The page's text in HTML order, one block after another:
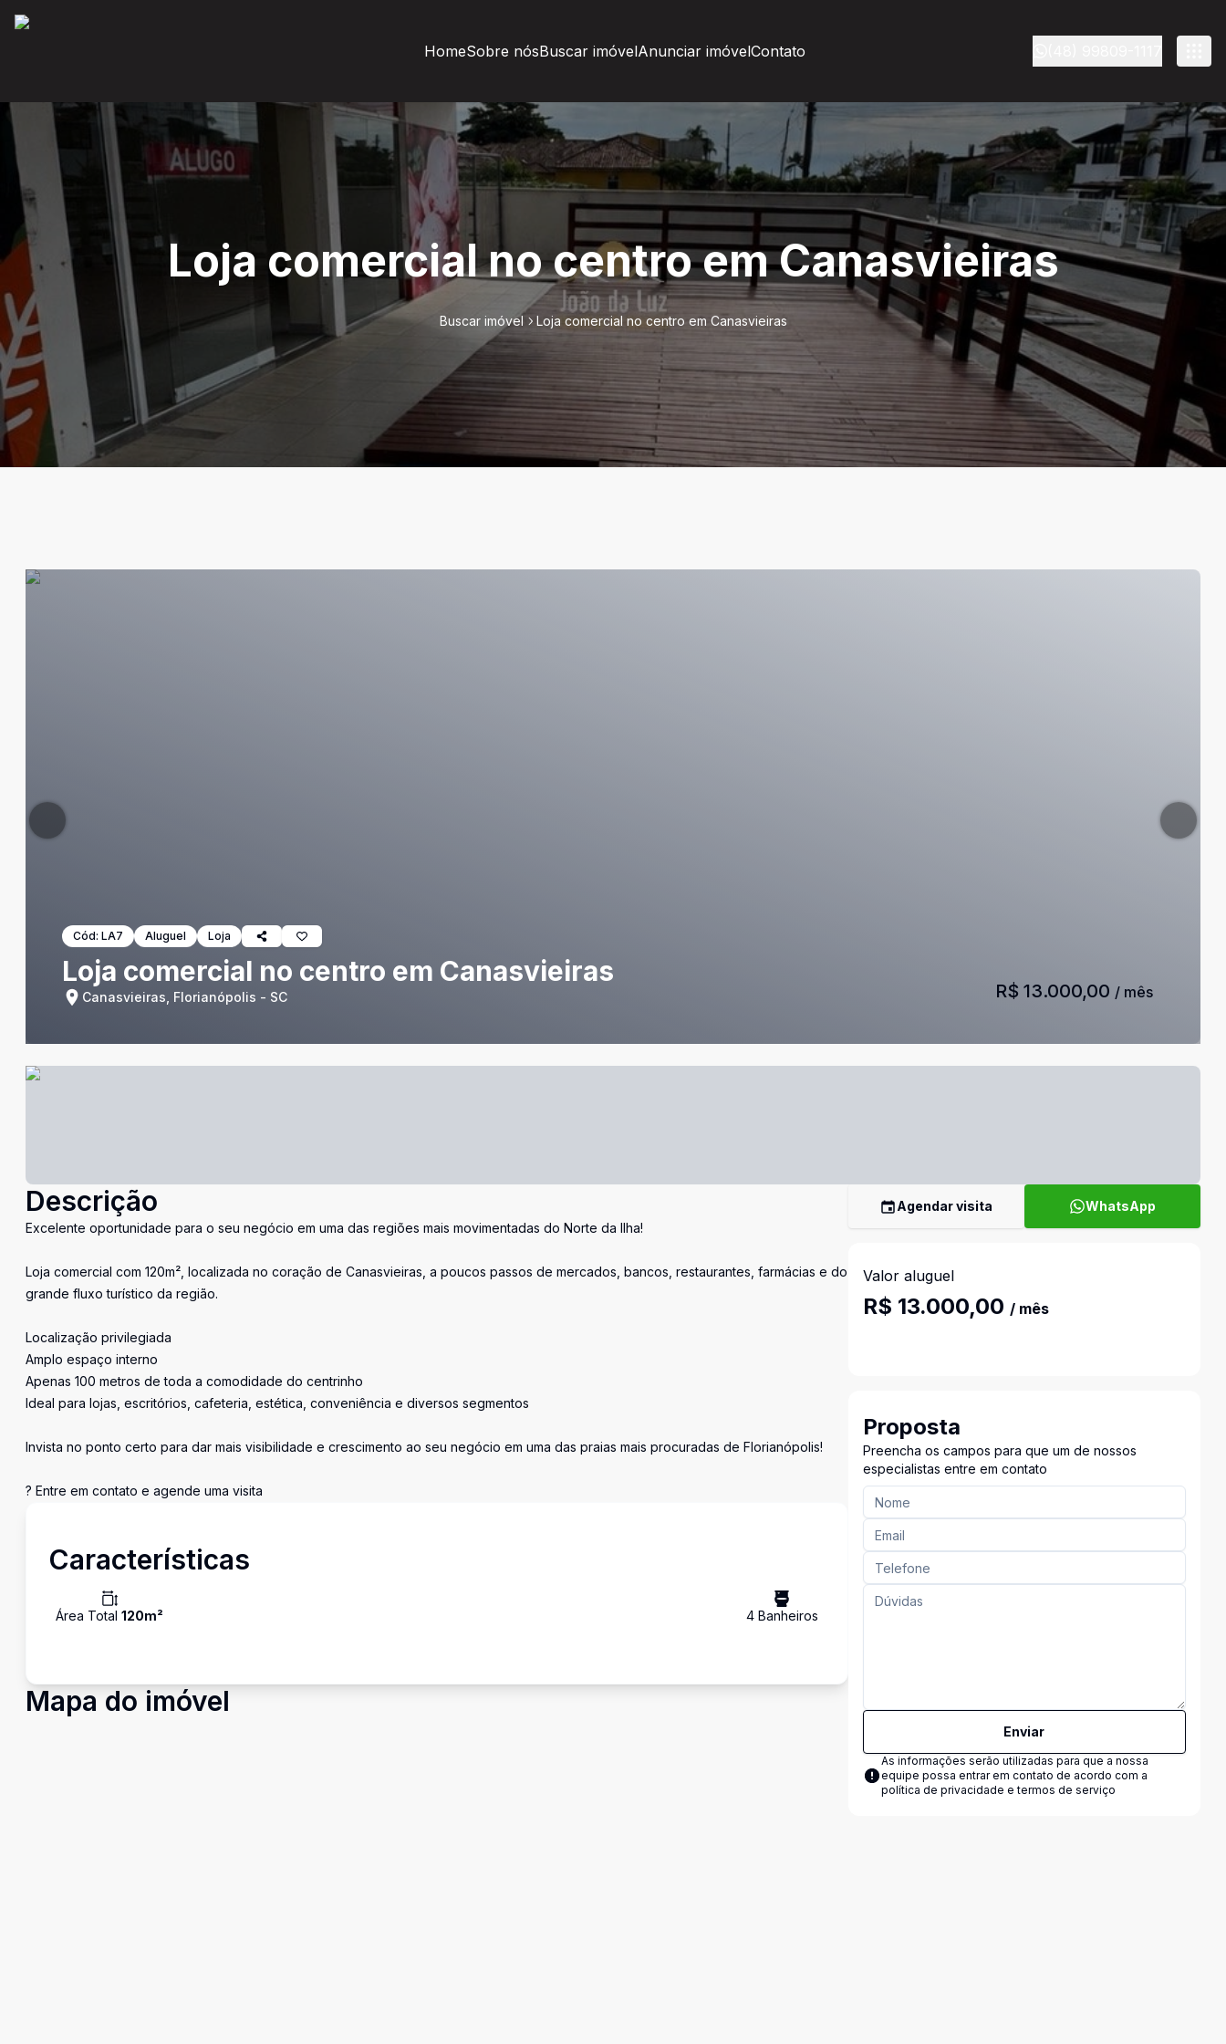
HomeSobre nósBuscar imóvelAnunciar imóvelContato
Loja comercial no centro em Canasvieiras
Buscar imóvel Loja comercial no centro em Canasvieiras
Cód: LA7 Aluguel Loja
Loja comercial no centro em Canasvieiras
Canasvieiras, Florianópolis - SC R$ 13.000,00 / mês
Descrição
Excelente oportunidade para o seu negócio em uma das regiões mais movimentadas do Norte da Ilha!
Loja comercial com 120m², localizada no coração de Canasvieiras, a poucos passos de mercados, bancos, restaurantes, farmácias e do
grande fluxo turístico da região.
Localização privilegiada
Amplo espaço interno
Apenas 100 metros de toda a comodidade do centrinho
Ideal para lojas, escritórios, cafeteria, estética, conveniência e diversos segmentos
Invista no ponto certo para dar mais visibilidade e crescimento ao seu negócio em uma das praias mais procuradas de Florianópolis!
? Entre em contato e agende uma visita
Características
Área Total 120m² 4Banheiros
Mapa do imóvel
Agendar visita WhatsApp
Valor aluguel
R$ 13.000,00 / mês
Proposta
Preencha os campos para que um de nossos
especialistas entre em contato
Enviar
As informações serão utilizadas para que a nossa
equipe possa entrar em contato de acordo com a
política de privacidade e termos de serviço